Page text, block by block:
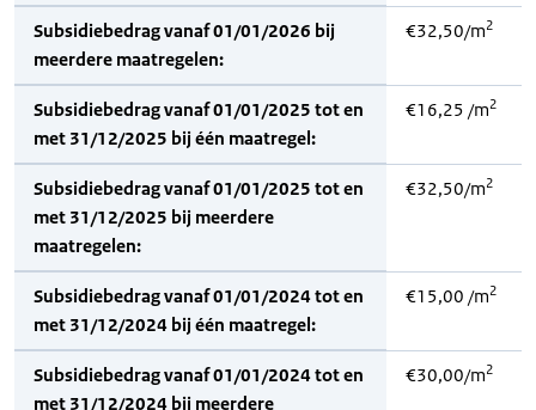
Subsidiebedrag vanaf 01/01/2026 bij
meerdere maatregelen:
€32,50/m2
Subsidiebedrag vanaf 01/01/2025 tot en
met 31/12/2025 bij één maatregel:
€16,25 /m2
Subsidiebedrag vanaf 01/01/2025 tot en
met 31/12/2025 bij meerdere
maatregelen:
€32,50/m2
Subsidiebedrag vanaf 01/01/2024 tot en
met 31/12/2024 bij één maatregel:
€15,00 /m2
Subsidiebedrag vanaf 01/01/2024 tot en
met 31/12/2024 bij meerdere
€30,00/m2